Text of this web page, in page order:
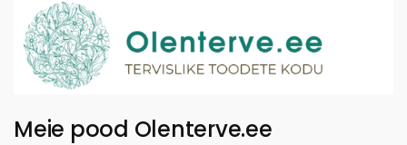
Meie pood Olenterve.ee